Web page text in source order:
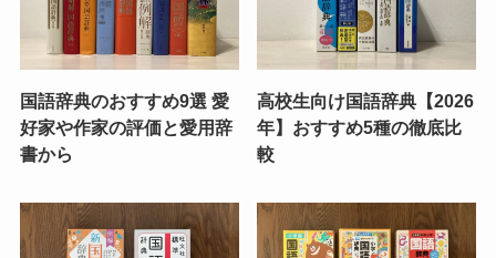
国語辞典のおすすめ9選 愛
好家や作家の評価と愛用辞
書から
高校生向け国語辞典【2026
年】おすすめ5種の徹底比
較